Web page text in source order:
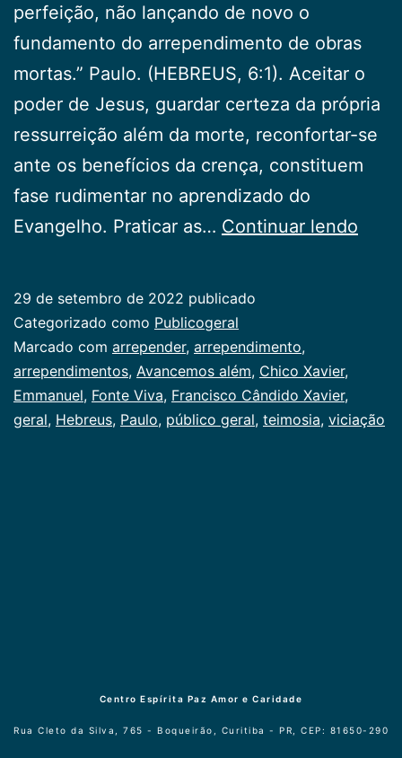
perfeição, não lançando de novo o
fundamento do arrependimento de obras
mortas.” Paulo. (HEBREUS, 6:1). Aceitar o
poder de Jesus, guardar certeza da própria
ressurreição além da morte, reconfortar-se
ante os benefícios da crença, constituem
fase rudimentar no aprendizado do
Evangelho. Praticar as… Continuar lendo
29 de setembro de 2022 publicado
Categorizado como Publicogeral
Marcado com arrepender, arrependimento,
arrependimentos, Avancemos além, Chico Xavier,
Emmanuel, Fonte Viva, Francisco Cândido Xavier,
geral, Hebreus, Paulo, público geral, teimosia, viciação
Centro Espírita Paz Amor e Caridade
Rua Cleto da Silva, 765 - Boqueirão, Curitiba - PR, CEP: 81650-290